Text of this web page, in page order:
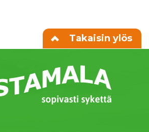
Takaisin ylös